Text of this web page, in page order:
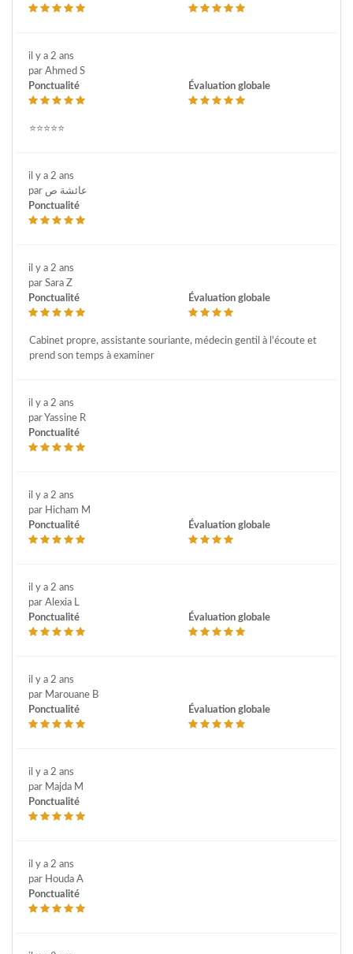
il y a 2 ans
par Ahmed S
Ponctualité
Évaluation globale
⭐️⭐️⭐️⭐️⭐️
il y a 2 ans
par عائشة ص
Ponctualité
il y a 2 ans
par Sara Z
Ponctualité
Évaluation globale
Cabinet propre, assistante souriante, médecin gentil à l'écoute et
prend son temps à examiner
il y a 2 ans
par Yassine R
Ponctualité
il y a 2 ans
par Hicham M
Ponctualité
Évaluation globale
il y a 2 ans
par Alexia L
Ponctualité
Évaluation globale
il y a 2 ans
par Marouane B
Ponctualité
Évaluation globale
il y a 2 ans
par Majda M
Ponctualité
il y a 2 ans
par Houda A
Ponctualité